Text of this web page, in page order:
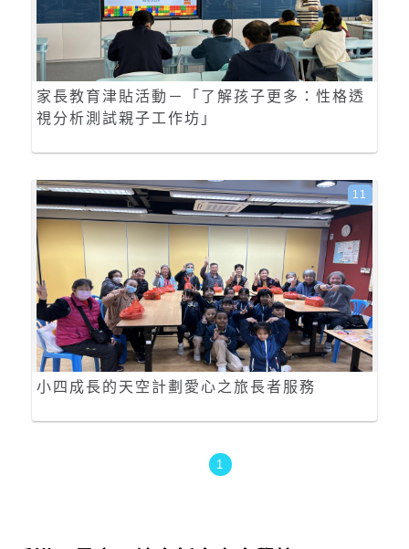
家長教育津貼活動－「了解孩子更多：性格透
視分析測試親子工作坊」
小四成長的天空計劃愛心之旅長者服務
11
1